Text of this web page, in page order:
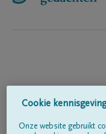
Cookie kennisgeving
Onze website gebruikt